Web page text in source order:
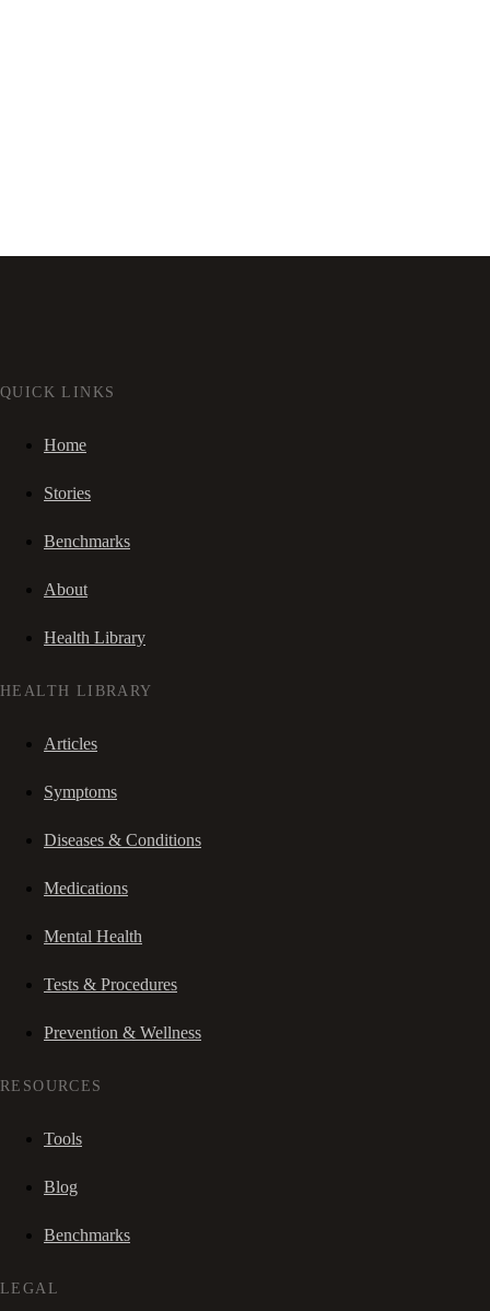
QUICK LINKS
Home
Stories
Benchmarks
About
Health Library
HEALTH LIBRARY
Articles
Symptoms
Diseases & Conditions
Medications
Mental Health
Tests & Procedures
Prevention & Wellness
RESOURCES
Tools
Blog
Benchmarks
LEGAL